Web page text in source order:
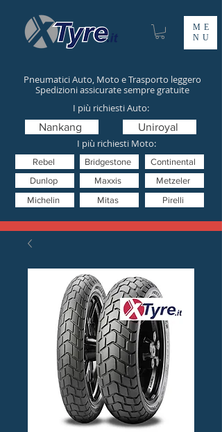
ME
NU
Pneumatici Auto, Moto e Trasporto leggero
Spedizioni assicurate sempre gratuite
I più richiesti Moto:
Mitas
Nankang
Pirelli
Uniroyal
Metzeler
Dunlop
Bridgestone Continental
Michelin
Rebel
I più richiesti Auto:
Maxxis